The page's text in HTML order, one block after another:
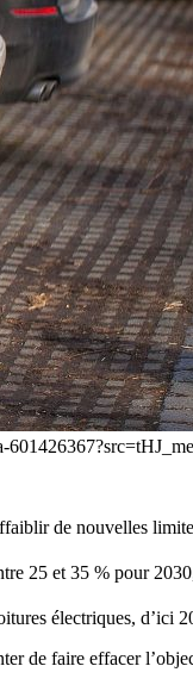
de nouvelles
25 et 35 % pour
électriques, d’ici
de faire effacer